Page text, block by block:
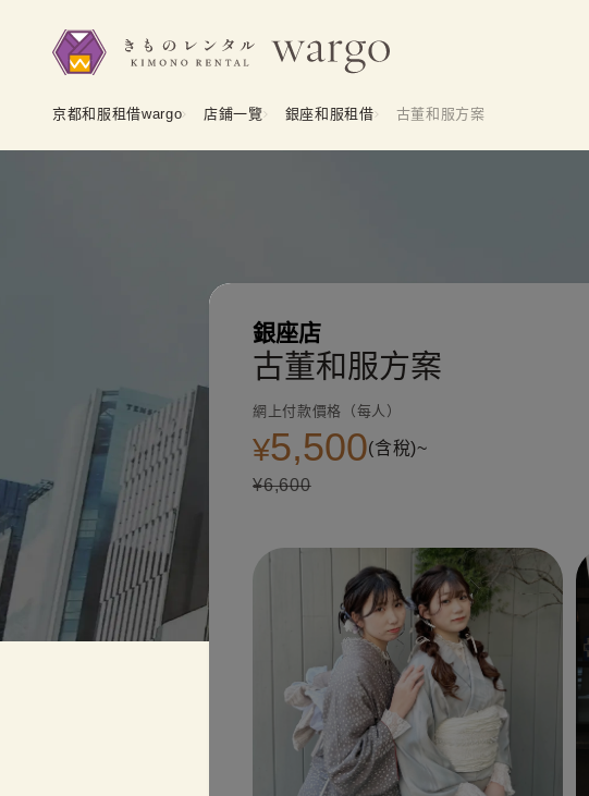
京都和服租借wargo 店鋪一覽 銀座和服租借 古董和服方案
古董和服方案
銀座店
網上付款價格（每人）
¥5,500(含稅)~
¥6,600